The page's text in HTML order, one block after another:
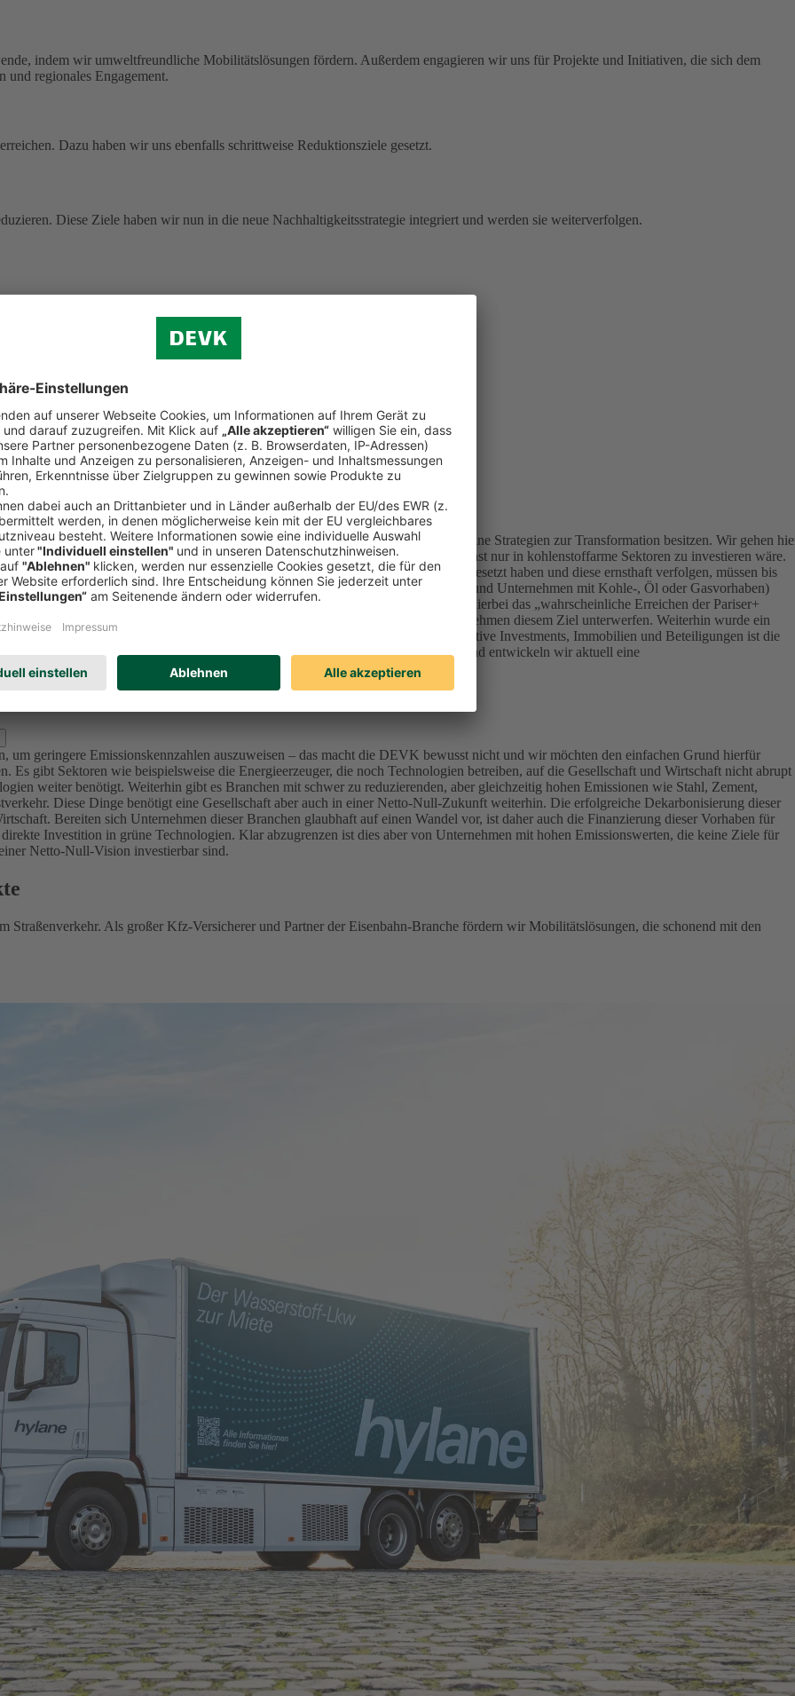
indem wir umweltfreundliche Mobilitätslösungen fördern. Außerdem engagieren wir uns für Projekte und Initiativen, die sich dem
und regionales Engagement.
Dazu haben wir uns ebenfalls schrittweise Reduktionsziele gesetzt.
Diese Ziele haben wir nun in die neue Nachhaltigkeitsstrategie integriert und werden sie weiterverfolgen.
Pandemie-Effekte.
in Unternehmen (Aktien und Unternehmensanleihen) reduziert, die keine Strategien zur Transformation besitzen. Wir gehen
bewerten und nicht nur Emissionswerte zu betrachten, da in der Konsequenz sonst nur in kohlenstoffarme Sektoren zu investieren wäre.
sich ambitionierte Ziele im Einklang mit den internationalen Klimazielen gesetzt haben und diese ernsthaft verfolgen, müssen bis
Unternehmen bzw. Projekte (u.a. Sektoren Utilities, Materials, Energy und Unternehmen mit Kohle-, Öl oder Gasvorhaben)
an die Ziele – die von der Ratingagentur ISS ESG überprüft werden – ist hierbei das „wahrscheinliche Erreichen der Pariser+
dieses Portfolio der DEVK bis 2050 festgelegt, da sich alle investierten Unternehmen diesem Ziel unterwerfen. Weiterhin wurde ein
bis 2040 in den Kapitalanlagen festgelegt.
Für die Assetklassen Alternative Investments, Immobilien und Beteiligungen ist die
der wir uns in den nächsten Jahren stellen. Für den Immobiliendirektbestand entwickeln wir aktuell eine
ausschließen?
um geringere Emissionskennzahlen auszuweisen – das macht die DEVK bewusst nicht und wir möchten den einfachen Grund hierfür
Es gibt Sektoren wie beispielsweise die Energieerzeuger, die noch Technologien betreiben, auf die Gesellschaft und Wirtschaft nicht abrupt
weiter benötigt. Weiterhin gibt es Branchen mit schwer zu reduzierenden, aber gleichzeitig hohen Emissionen wie Stahl, Zement,
Diese Dinge benötigt eine Gesellschaft aber auch in einer Netto-Null-Zukunft weiterhin. Die erfolgreiche Dekarbonisierung dieser
Bereiten sich Unternehmen dieser Branchen glaubhaft auf einen Wandel vor, ist daher auch die Finanzierung dieser Vorhaben für
Investition in grüne Technologien. Klar abzugrenzen ist dies aber von Unternehmen mit hohen Emissionswerten, die keine Ziele für
Netto-Null-Vision investierbar sind.
Straßenverkehr. Als großer Kfz-Versicherer und Partner der Eisenbahn-Branche fördern wir Mobilitätslösungen, die schonend mit den